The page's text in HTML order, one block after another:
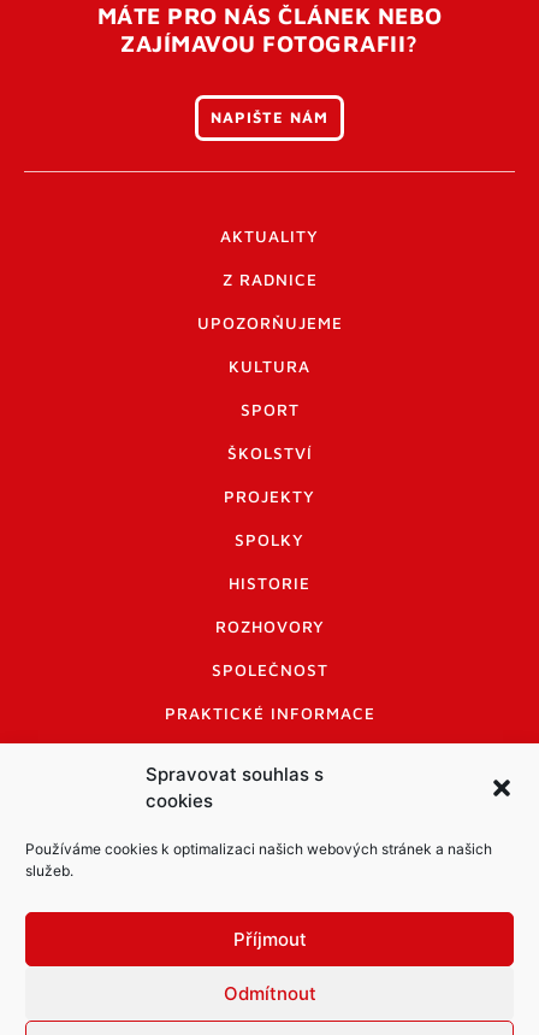
Spravovat souhlas s
cookies
Používáme cookies k optimalizaci našich webových stránek a našich
služeb.
Příjmout
Odmítnout
MÁTE PRO NÁS ČLÁNEK NEBO
ZAJÍMAVOU FOTOGRAFII?
NAPIŠTE NÁM
AKTUALITY
Z RADNICE
UPOZORŇUJEME
KULTURA
SPORT
ŠKOLSTVÍ
PROJEKTY
SPOLKY
HISTORIE
ROZHOVORY
SPOLEČNOST
PRAKTICKÉ INFORMACE
INFORMACE A KODEX DISKUTUJÍCÍCH
LOGO A LOGO MANUÁL
Informace o zpracování osobních údajů